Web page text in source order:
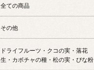
全ての商品
その他
ドライフルーツ・クコの実・落花
生・カボチャの種・松の実・ぴな粉